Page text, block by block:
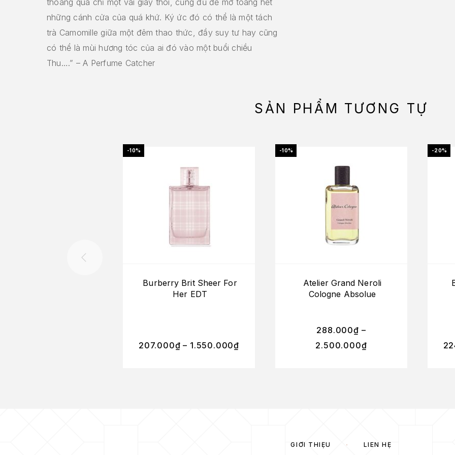
những cánh cửa của quá khứ. Ký ức đó có thể là một tách
trà Camomille giữa một đêm thao thức, đầy suy tư hay cũng
có thể là mùi hương tóc của ai đó vào một buổi chiều
Thu….” – A Perfume Catcher
SẢN PHẨM TƯƠNG TỰ
-10%
Burberry Brit Sheer For
Her EDT
207.000₫ – 1.550.000₫
-10%
Atelier Grand Neroli
Cologne Absolue
288.000₫ –
2.500.000₫
-20%
GIỚI THIỆU LIÊN HỆ